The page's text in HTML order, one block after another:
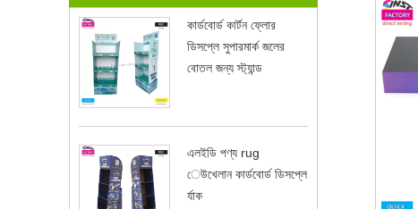
কার্ডবোর্ড কার্টন ফ্লোর
ডিসপ্লে সুপারমার্ক জলের
বোতল জন্য স্ট্যান্ড
এলইডি পণ্য rug
েউখেলান কার্ডবোর্ড ডিসপ্লে
র্যাক